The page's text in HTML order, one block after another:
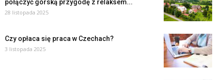
połączyć górską przygodę z relaksem...
28 listopada 2025
Czy opłaca się praca w Czechach?
3 listopada 2025